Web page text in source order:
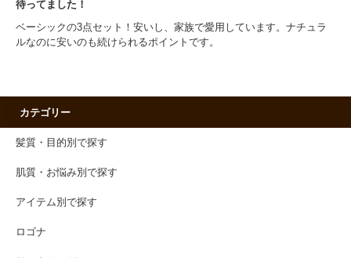
待ってました！
ベーシックの3点セット！安いし、家族で愛用しています。ナチュラ
ルなのに安いのも続けられるポイントです。
カテゴリー
髪質・目的別で探す
肌質・お悩み別で探す
アイテム別で探す
ロゴナ